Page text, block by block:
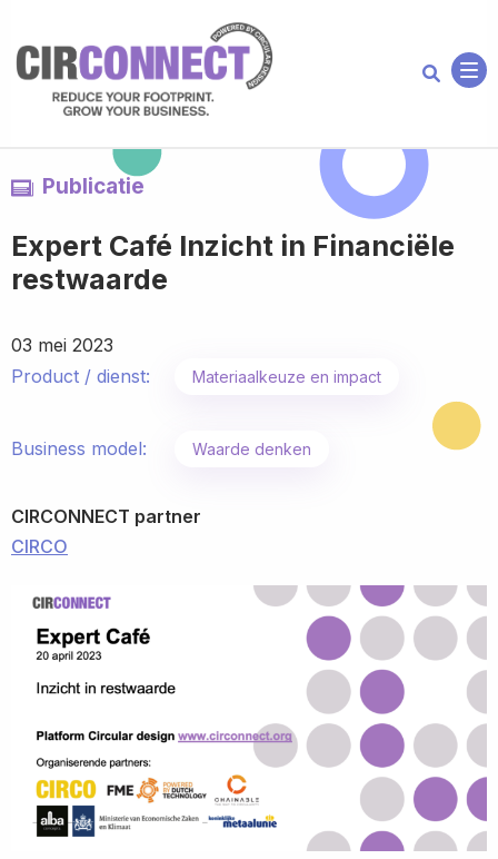
Publicatie
Expert Café Inzicht in Financiële
restwaarde
03 mei 2023
Product / dienst:
Materiaalkeuze en impact
Business model: Waarde denken
CIRCONNECT partner
CIRCO